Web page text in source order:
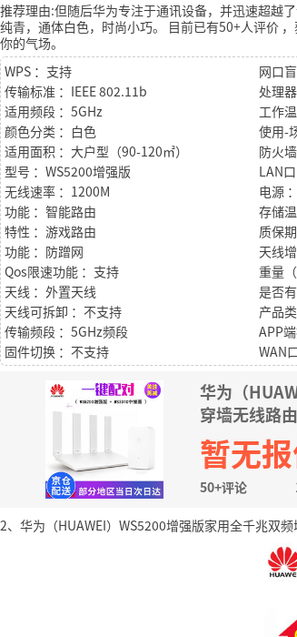
推荐理由:但随后华为专注于通讯设备，并迅速超越
纯青，通体白色，时尚小巧。
目前已有50+人评价
你的气场。
WPS ：支持
网口
传输标准 ：IEEE 802.11b
处理
适用频段 ：5GHz
工作
颜色分类 ：白色
使用-
适用面积 ：大户型（90-120㎡）
防火
型号 ：WS5200增强版
LAN
无线速率 ：1200M
电源
功能 ：智能路由
特性 ：游戏路由
质保
功能 ：防蹭网
天线
Qos限速功能 ：支持
重量
天线 ：外置天线
是否
天线可拆卸 ：不支持
产品
传输频段 ：5GHz频段
APP
固件切换 ：不支持
WAN
华为（
穿墙无线路
暂无
50+评论
2、华为（HUAWEI）WS5200增强版家用全千兆双